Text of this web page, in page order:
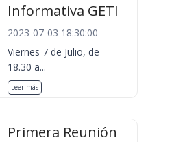
Informativa GETI
2023-07-03 18:30:00
Viernes 7 de Julio, de
18.30 a...
Leer más
Primera Reunión